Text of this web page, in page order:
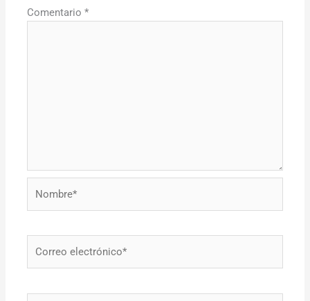
Comentario*